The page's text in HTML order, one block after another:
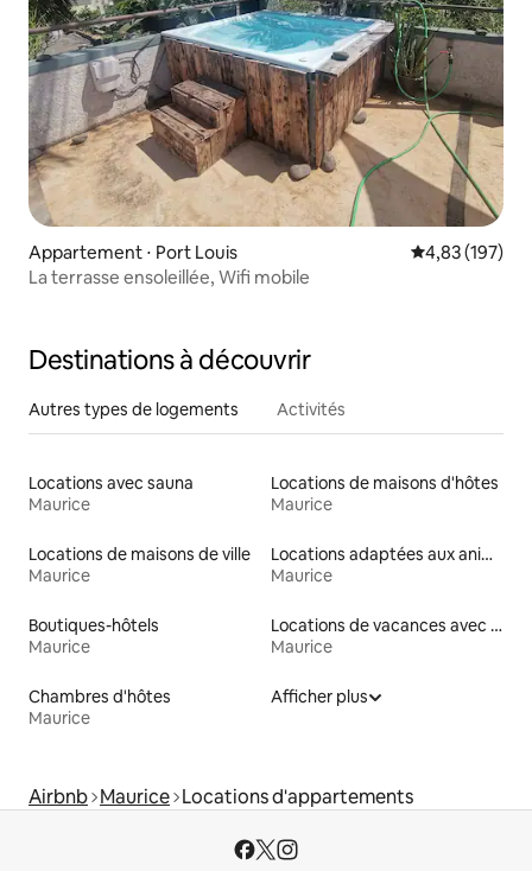
Appartement ⋅ Port Louis Évaluation
4,83 (197)
La terrasse ensoleillée, Wifi mobile
Destinations à découvrir
Autres types de logements Activités
Locations avec sauna
Maurice
Locations de maisons d'hôtes
Maurice
Locations de maisons de ville
Maurice
Locations adaptées aux animaux
Maurice
Boutiques-hôtels
Maurice
Locations de vacances avec piscine
Maurice
Chambres d'hôtes
Maurice
Afficher plus
Airbnb Maurice Locations d'appartements